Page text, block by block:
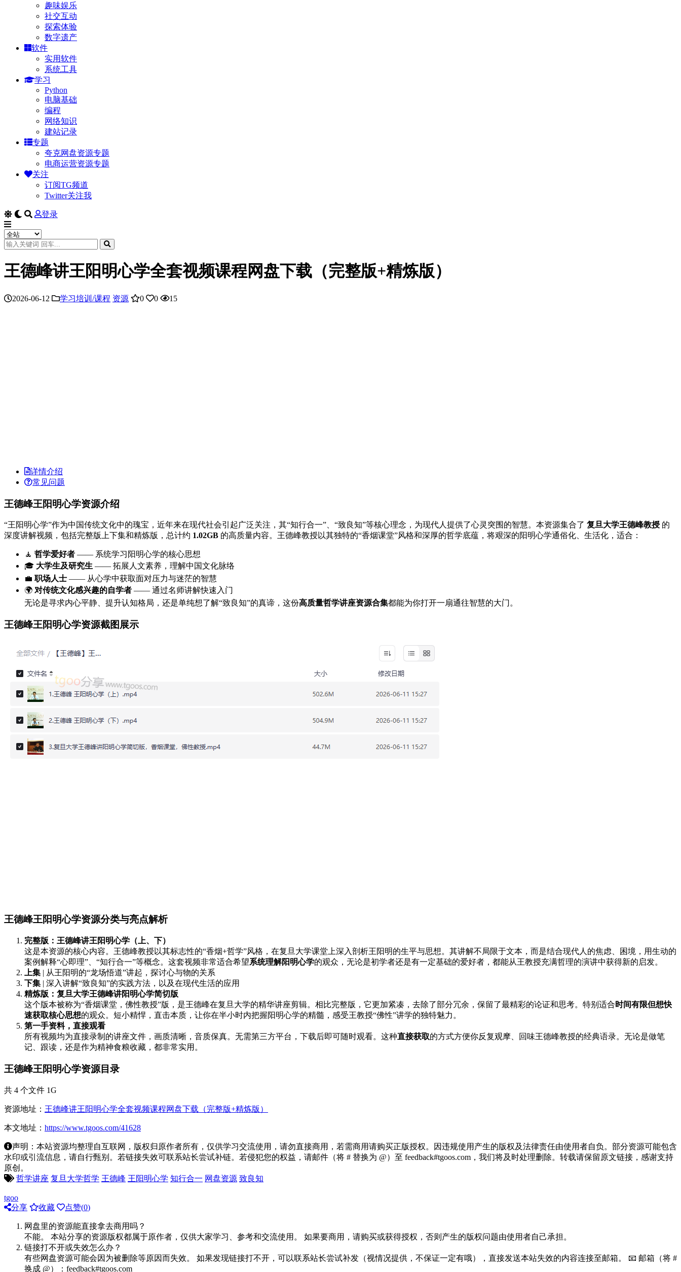
趣味娱乐
社交互动
探索体验
数字遗产
软件
实用软件
系统工具
学习
Python
电脑基础
编程
网络知识
建站记录
专题
夸克网盘资源专题
电商运营资源专题
关注
订阅TG频道
Twitter关注我
登录
王德峰讲王阳明心学全套视频课程网盘下载（完整版+精炼版）
2026-06-12 学习培训/课程 资源 0 0 15
详情介绍
常见问题
王德峰王阳明心学资源介绍
“王阳明心学”作为中国传统文化中的瑰宝，近年来在现代社会引起广泛关注，其“知行合一”、“致良知”等核心理念，为现代人提供了心灵突围的智慧。本资源集合了 复旦大学王德峰教授 的
深度讲解视频，包括完整版上下集和精炼版，总计约 1.02GB 的高质量内容。王德峰教授以其独特的“香烟课堂”风格和深厚的哲学底蕴，将艰深的阳明心学通俗化、生活化，适合：
🧘 哲学爱好者 —— 系统学习阳明心学的核心思想
🎓 大学生及研究生 —— 拓展人文素养，理解中国文化脉络
💼 职场人士 —— 从心学中获取面对压力与迷茫的智慧
🌍 对传统文化感兴趣的自学者 —— 通过名师讲解快速入门
无论是寻求内心平静、提升认知格局，还是单纯想了解“致良知”的真谛，这份高质量哲学讲座资源合集都能为你打开一扇通往智慧的大门。
王德峰王阳明心学资源截图展示
王德峰王阳明心学资源分类与亮点解析
完整版：王德峰讲王阳明心学（上、下）
这是本资源的核心内容。王德峰教授以其标志性的“香烟+哲学”风格，在复旦大学课堂上深入剖析王阳明的生平与思想。其讲解不局限于文本，而是结合现代人的焦虑、困境，用生动的
案例解释“心即理”、“知行合一”等概念。这套视频非常适合希望系统理解阳明心学的观众，无论是初学者还是有一定基础的爱好者，都能从王教授充满哲理的演讲中获得新的启发。
上集 | 从王阳明的“龙场悟道”讲起，探讨心与物的关系
下集 | 深入讲解“致良知”的实践方法，以及在现代生活的应用
精炼版：复旦大学王德峰讲阳明心学简切版
这个版本被称为“香烟课堂，佛性教授”版，是王德峰在复旦大学的精华讲座剪辑。相比完整版，它更加紧凑，去除了部分冗余，保留了最精彩的论证和思考。特别适合 时间有限但想快
速获取核心思想的观众。短小精悍，直击本质，让你在半小时内把握阳明心学的精髓，感受王教授“佛性”讲学的独特魅力。
第一手资料，直接观看
所有视频均为直接录制的讲座文件，画质清晰，音质保真。无需第三方平台，下载后即可随时观看。这种直接获取的方式方便你反复观摩、回味王德峰教授的经典语录。无论是做笔
记、跟读，还是作为精神食粮收藏，都非常实用。
王德峰王阳明心学资源目录
共 4 个文件 1G
资源地址： 王德峰讲王阳明心学全套视频课程网盘下载（完整版+精炼版）
本文地址： https://www.tgoos.com/41628
声明：本站资源均整理自互联网，版权归原作者所有，仅供学习交流使用，请勿直接商用，若需商用请购买正版授权。因违规使用产生的版权及法律责任由使用者自负。部分资源可能包含
水印或引流信息，请自行甄别。若链接失效可联系站长尝试补链。若侵犯您的权益，请邮件（将 # 替换为 @）至 feedback#tgoos.com，我们将及时处理删除。转载请保留原文链接，感谢支持
原创。
哲学讲座 复旦大学哲学 王德峰 王阳明心学 知行合一 网盘资源 致良知
tgoo
分享
收藏 点赞(0)
网盘里的资源能直接拿去商用吗？
不能。 本站分享的资源版权都属于原作者，仅供大家学习、参考和交流使用。 如果要商用，请购买或获得授权，否则产生的版权问题由使用者自己承担。
链接打不开或失效怎么办？
有些网盘资源可能会因为被删除等原因而失效。 如果发现链接打不开，可以联系站长尝试补发（视情况提供，不保证一定有哦），直接发送本站失效的内容连接至邮箱。 📧 邮箱（将 #
换成 @）：feedback#tgoos.com